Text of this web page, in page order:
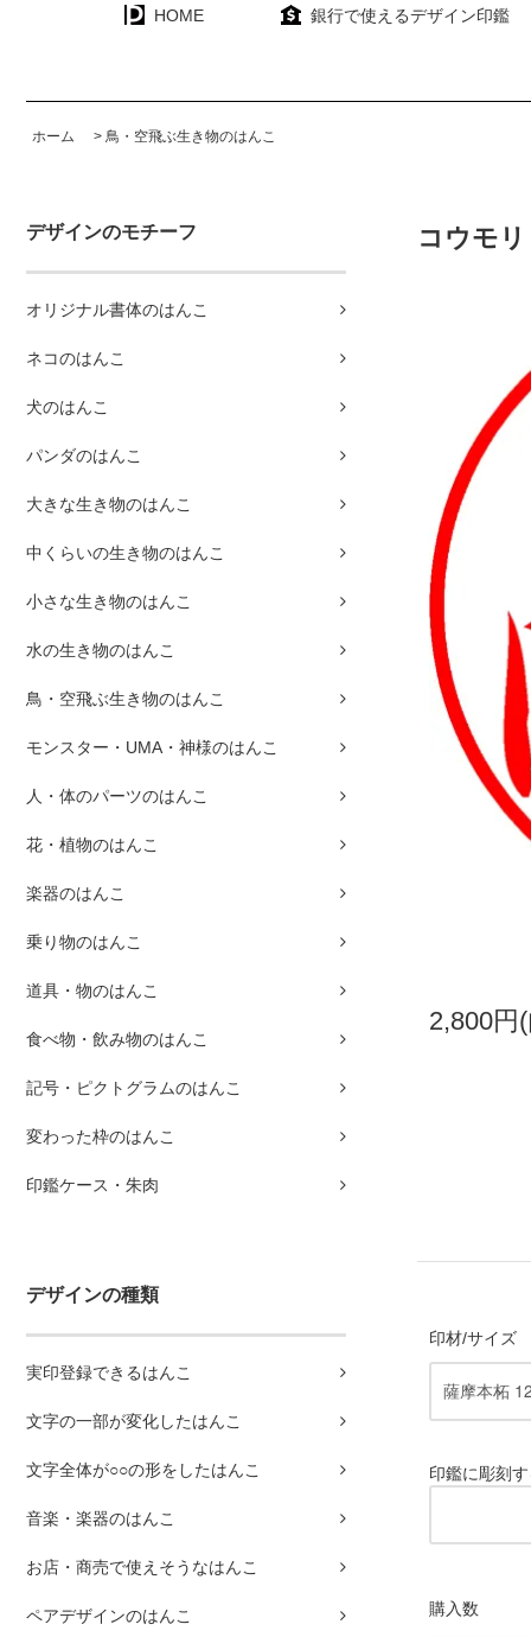
HOME 銀行で使えるデザイン印鑑
ホーム > 鳥・空飛ぶ生き物のはんこ
デザインのモチーフ
オリジナル書体のはんこ
ネコのはんこ
犬のはんこ
パンダのはんこ
大きな生き物のはんこ
中くらいの生き物のはんこ
小さな生き物のはんこ
水の生き物のはんこ
鳥・空飛ぶ生き物のはんこ
モンスター・UMA・神様のはんこ
人・体のパーツのはんこ
花・植物のはんこ
楽器のはんこ
乗り物のはんこ
道具・物のはんこ
食べ物・飲み物のはんこ
記号・ピクトグラムのはんこ
変わった枠のはんこ
印鑑ケース・朱肉
デザインの種類
実印登録できるはんこ
文字の一部が変化したはんこ
文字全体が○○の形をしたはんこ
音楽・楽器のはんこ
お店・商売で使えそうなはんこ
ペアデザインのはんこ
コウモ
2,800円
印材/サイズ
印鑑に彫刻
購入数